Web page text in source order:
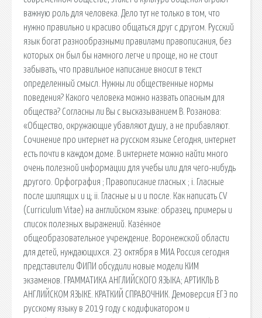
важную роль для человека. Дело тут не только в том, что
нужно правильно и красиво общаться друг с другом. Русский
язык богат разнообразными правилами правописания, без
которых он был бы намного легче и проще, но не стоит
забывать, что правильное написание вносит в текст
определенный смысл. Нужны ли общественные нормы
поведения? Какого человека можно назвать опасным для
общества? Согласны ли Вы с высказыванием В. Розанова:
«Общество, окружающие убавляют душу, а не прибавляют.
Сочинение про интернет на русском языке Сегодня, интернет
есть почти в каждом доме. В интернете можно найти много
очень полезной информации для учебы или для чего-нибудь
другого. Орфография ; Правописание гласных ; i. Гласные
после шипящих и ц; ii. Гласные ы и и после. Как написать CV
(Curriculum Vitae) на английском языке: образец, примеры и
список полезных выражений. Казённое
общеобразовательное учреждение. Воронежской области
для детей, нуждающихся. 23 октября в МИА Россия сегодня
представители ФИПИ обсудили новые модели КИМ
экзаменов. ГРАММАТИКА АНГЛИЙСКОГО ЯЗЫКА; АРТИКЛЬ В
АНГЛИЙСКОМ ЯЗЫКЕ. КРАТКИЙ СПРАВОЧНИК. Демоверсия ЕГЭ по
русскому языку в 2019 году с кодификатором и